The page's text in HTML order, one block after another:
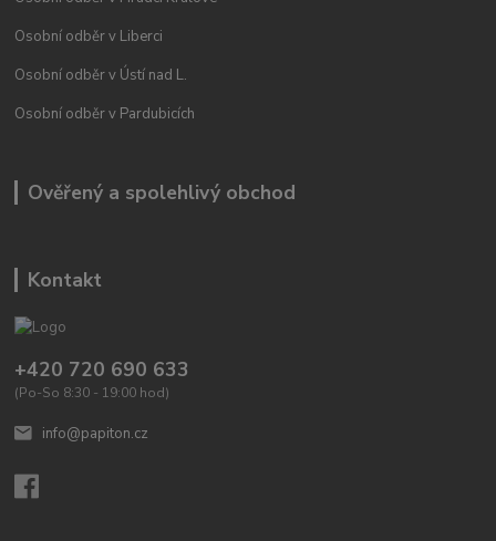
Osobní odběr v Liberci
Osobní odběr v Ústí nad L.
Osobní odběr v Pardubicích
Ověřený a spolehlivý obchod
Kontakt
+420 720 690 633
(Po-So 8:30 - 19:00 hod)
info@papiton.cz